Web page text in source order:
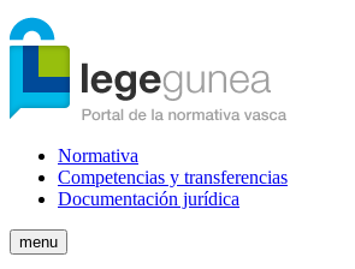
Normativa
Competencias y transferencias
Documentación jurídica
menu